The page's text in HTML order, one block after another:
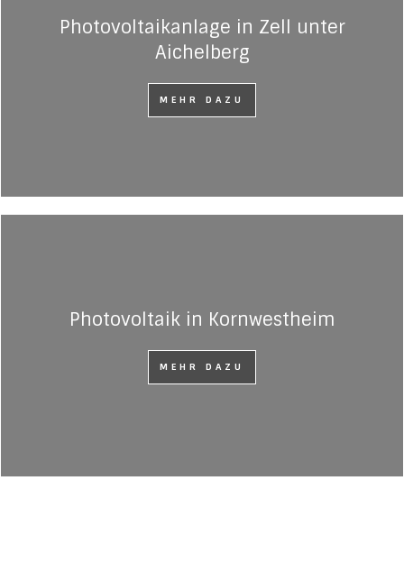
Photovoltaikanlage in Zell unter
Aichelberg
MEHR DAZU
Photovoltaik in Kornwestheim
MEHR DAZU